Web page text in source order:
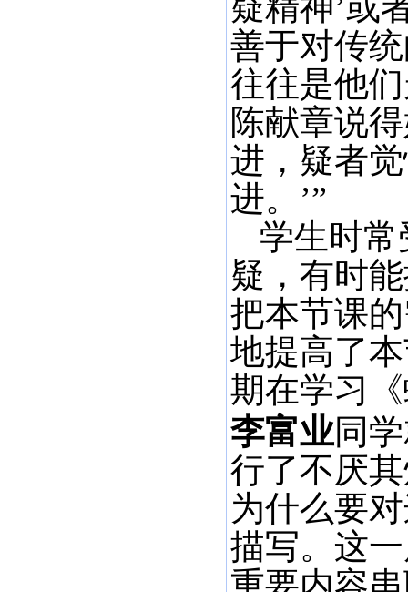
善于对传
往往是他
陈献章说
进，疑者
进。’”
学生时
疑，有时
把本节课
地提高了
期在学习
李富业同
行了不厌
为什么要
描写。这